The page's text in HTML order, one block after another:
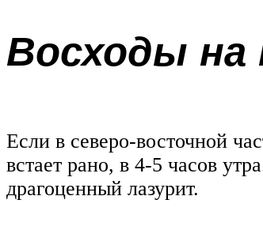
Восходы на
Если в северо-восточной
встает рано, в 4-5 часов
драгоценный лазурит.